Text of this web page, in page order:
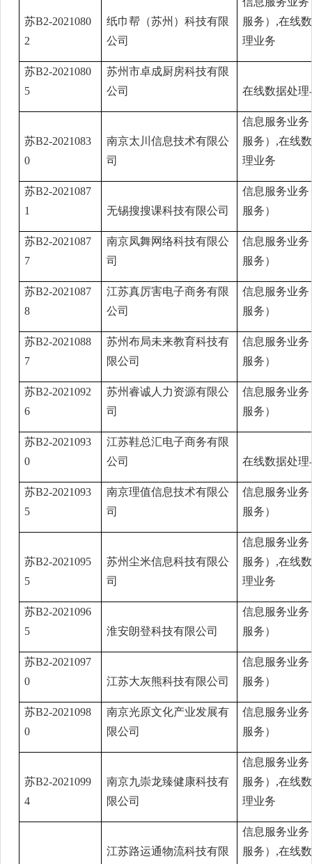
苏B2-2021080
2
纸巾帮（苏州）科技有限
公司
服务）,在线
理业务
苏B2-2021080
5
苏州市卓成厨房科技有限
公司
在线数据处
苏B2-2021083
0
南京太川信息技术有限公
司
信息服务业
服务）,在线
理业务
苏B2-2021087
1
无锡搜搜课科技有限公司
信息服务业
服务）
苏B2-2021087
7
南京凤舞网络科技有限公
司
信息服务业
服务）
苏B2-2021087
8
江苏真厉害电子商务有限
公司
信息服务业
服务）
苏B2-2021088
7
苏州布局未来教育科技有
限公司
信息服务业
服务）
苏B2-2021092
6
苏州睿诚人力资源有限公
司
信息服务业
服务）
苏B2-2021093
0
江苏鞋总汇电子商务有限
公司
在线数据处
苏B2-2021093
5
南京理值信息技术有限公
司
信息服务业
服务）
苏B2-2021095
5
苏州尘米信息科技有限公
司
信息服务业
服务）,在线
理业务
苏B2-2021096
5
淮安朗登科技有限公司
信息服务业
服务）
苏B2-2021097
0
江苏大灰熊科技有限公司
信息服务业
服务）
苏B2-2021098
0
南京光原文化产业发展有
限公司
信息服务业
服务）
苏B2-2021099
4
南京九崇龙臻健康科技有
限公司
信息服务业
服务）,在线
理业务
江苏路运通物流科技有限
信息服务业
服务）,在线